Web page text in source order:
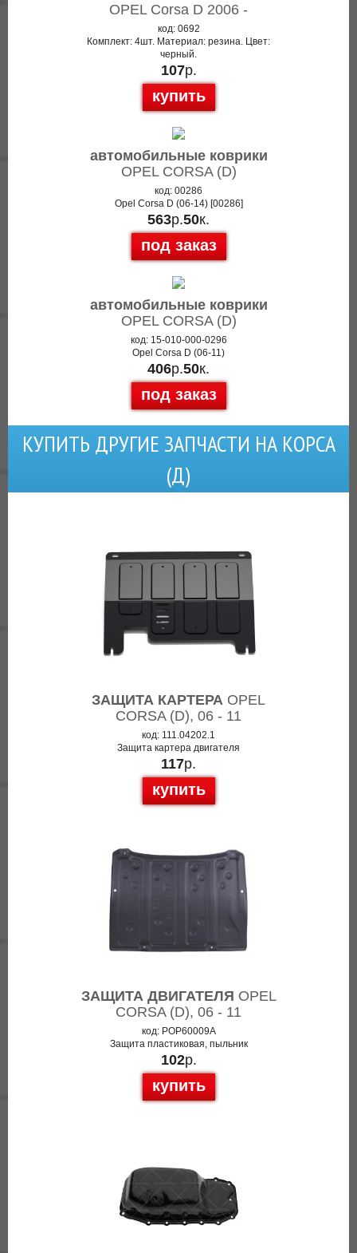
OPEL Corsa D 2006 -
код: 0692
Комплект: 4шт. Материал: резина. Цвет:
черный.
107р.
купить
автомобильные коврики
OPEL CORSA (D)
код: 00286
Opel Corsa D (06-14) [00286]
563р.50к.
под заказ
автомобильные коврики
OPEL CORSA (D)
код: 15-010-000-0296
Opel Corsa D (06-11)
406р.50к.
под заказ
КУПИТЬ ДРУГИЕ ЗАПЧАСТИ НА КОРСА
(Д)
ЗАЩИТА КАРТЕРА OPEL
CORSA (D), 06 - 11
код: 111.04202.1
Защита картера двигателя
117р.
купить
ЗАЩИТА ДВИГАТЕЛЯ OPEL
CORSA (D), 06 - 11
код: POP60009A
Защита пластиковая, пыльник
102р.
купить